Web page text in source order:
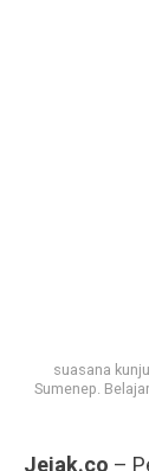
suasana
Sumenep.